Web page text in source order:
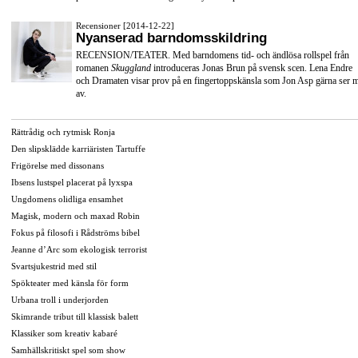
Recensioner [2014-12-22]
Nyanserad barndomsskildring
RECENSION/TEATER. Med barndomens tid- och ändlösa rollspel från
romanen Skuggland introduceras Jonas Brun på svensk scen. Lena Endre
och Dramaten visar prov på en fingertoppskänsla som Jon Asp gärna ser
av.
Rättrådig och rytmisk Ronja
Den slipsklädde karriäristen Tartuffe
Frigörelse med dissonans
Ibsens lustspel placerat på lyxspa
Ungdomens olidliga ensamhet
Magisk, modern och maxad Robin
Fokus på filosofi i Rådströms bibel
Jeanne d’Arc som ekologisk terrorist
Svartsjukestrid med stil
Spökteater med känsla för form
Urbana troll i underjorden
Skimrande tribut till klassisk balett
Klassiker som kreativ kabaré
Samhällskritiskt spel som show